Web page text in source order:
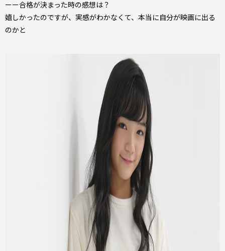
ーー合格が決まった時の感想は？
嬉しかったのですが、実感がわかなくて、本当に自分が映画に出る
のかと